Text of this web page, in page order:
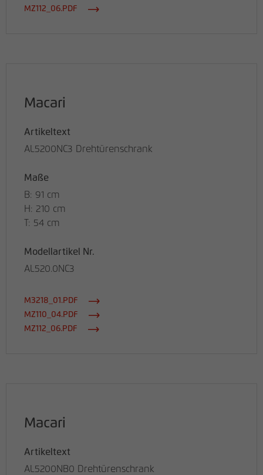
MZ112_06.PDF
Macari
Artikeltext
AL5200NC3 Drehtürenschrank
Maße
B: 91 cm
H: 210 cm
T: 54 cm
Modellartikel Nr.
AL520.0NC3
M3218_01.PDF
MZ110_04.PDF
MZ112_06.PDF
Macari
Artikeltext
AL5200NB0 Drehtürenschrank